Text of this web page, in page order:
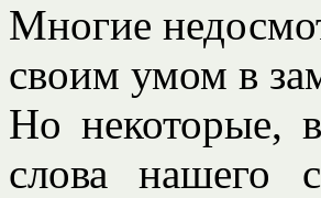
Многие
своим умом в
Но некоторые,
слова нашего